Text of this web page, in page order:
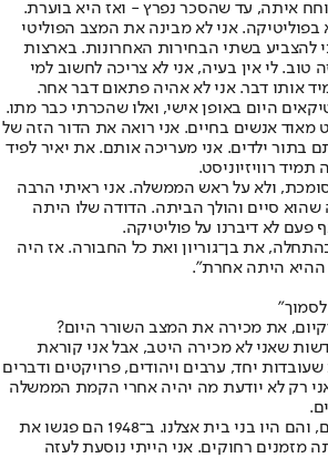
איתה, עד שהסכר נפרץ - ואז היא בוערת.
בפוליטיקה. אני לא מבינה את המצב הפוליטי
להצביע בשתי הבחירות האחרונות. בארצות
טוב. לי אין בעיה, אני לא צריכה לחשוב למי
אותו דבר. אני לא אהיה פתאום דבר אחר.
היום באופן אישי, ואלו שהכרתי כבר מתו.
יש מעט מאוד אנשים בחיים. אני רואה את הדור הזה של
בתור ילדים. אני מעריכה אותם. את יאיר לפיד
רוויזיוניסט.
ולא על ראש הממשלה. אני ראיתי הרבה
שהוא סיים והולך הביתה. הדודה שלו היתה
פעם לא דיברנו על פוליטיקה.
את בן־גוריון ואת כל החבורה. אז היה
ההיא היתה אחרת".
לסמוך"
את מכירה את המצב השורר היום?
שאני לא מכירה היטב, אבל אני קוראת
יחד, ערבים ויהודים, פרויקטים ודברים
רק לא יודעת מה יהיה אחרי הקמת הממשלה
"אמא שלי עבדה עם ערבים, והם היו בני בית אצלנו. ב־1948 הם פגשו את
מזמנים רחוקים. אני הייתי נוסעת לעזה